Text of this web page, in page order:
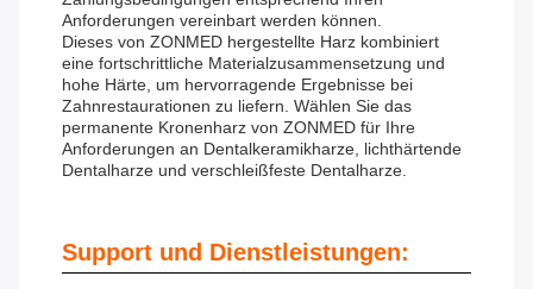
Anforderungen vereinbart werden können.
Dieses von ZONMED hergestellte Harz kombiniert
eine fortschrittliche Materialzusammensetzung und
hohe Härte, um hervorragende Ergebnisse bei
Zahnrestaurationen zu liefern. Wählen Sie das
permanente Kronenharz von ZONMED für Ihre
Anforderungen an Dentalkeramikharze, lichthärtende
Dentalharze und verschleißfeste Dentalharze.
Support und Dienstleistungen: